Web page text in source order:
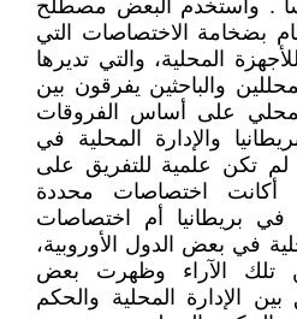
. واستخدم البعض مصطلح
بضخامة الاختصاصات التي
المحلية، والتي تديرها
والباحثين يفرقون بين
المحلي على أساس الفروقات
والإدارة المحلية في
لم تكن علمية للتفريق على
أكانت اختصاصات محددة
في بريطانيا أم اختصاصات
في بعض الدول الأوروبية،
الآراء وظهرت بعض
بين الإدارة المحلية والحكم